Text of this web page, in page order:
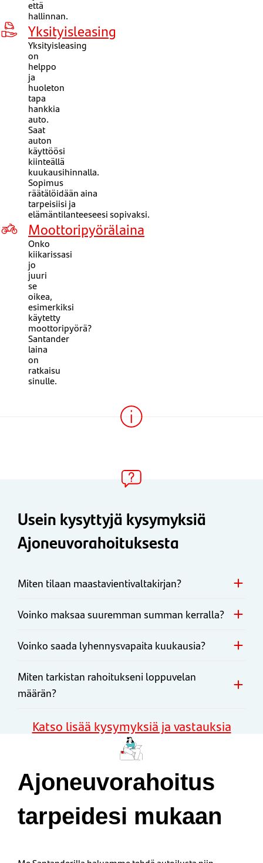
että
hallinnan.
Yksityisleasing
Yksityisleasing
on
helppo
ja
huoleton
tapa
hankkia
auto.
Saat
auton
käyttöösi
kiinteällä
kuukausihinnalla.
Sopimus
räätälöidäänaina
tarpeisiisi ja
elämäntilanteeseesisopivaksi.
Moottoripyörälaina
Onko
kiikarissasi
jo
juuri
se
oikea,
esimerkiksi
käytetty
moottoripyörä?
Santander
laina
on
ratkaisu
sinulle.
Usein kysyttyjä kysymyksiä
Ajoneuvorahoituksesta
Miten tilaan maastavientivaltakirjan?
Voinko maksaa suuremman summan kerralla?
Voinko saada lyhennysvapaita kuukausia?
Miten tarkistan rahoitukseni loppuvelan
määrän?
Katso lisää kysymyksiä ja vastauksia
Ajoneuvorahoitus
tarpeidesi mukaan